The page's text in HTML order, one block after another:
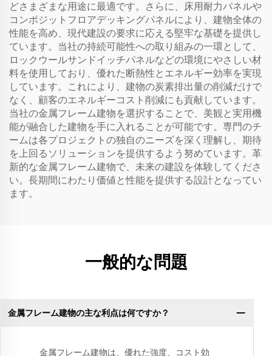
どさまざまな用途に最適です。さらに、床用耐力パネルや
コンポジットフロアデッキングパネルにより、建物全体の
性能を高め、現代建設の要求に応える堅牢な基礎を提供し
ています。当社の持続可能性への取り組みの一環として、
ロックウールサンドイッチパネルなどの環境にやさしい材
料を使用しており、優れた断熱性とエネルギー効率を実現
しています。これにより、建物の炭素排出量の削減だけで
なく、顧客のエネルギーコスト削減にも貢献しています。
当社の金属フレーム建物を選択することで、美観と実用機
能が融合した建物を手に入れることが可能です。専門のチ
ームは各プロジェクトの独自のニーズを深く理解し、期待
を上回るソリューションを提供するよう努めています。革
新的な金属フレーム建物で、未来の建設を体験してくださ
い。長期間にわたり価値と性能を提供する設計となってい
ます。
一般的な問題
金属フレーム建物の主な利点は何ですか？
金属フレーム建物は、優れた強度、コスト効